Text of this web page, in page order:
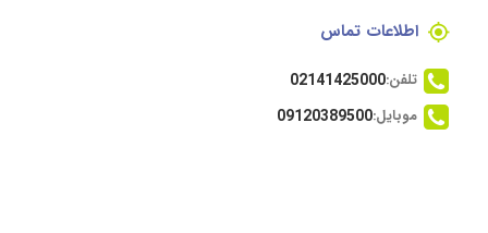
اطلاعات تماس
تلفن:02141425000
موبایل:09120389500